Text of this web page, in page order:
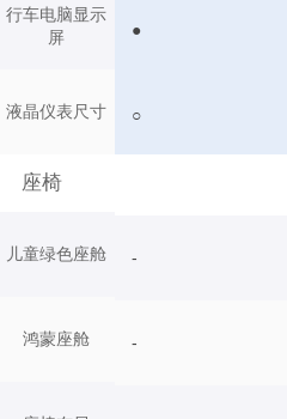
行车电脑显示
屏
液晶仪表尺寸
座椅
儿童绿色座舱
鸿蒙座舱
●
○
-
-